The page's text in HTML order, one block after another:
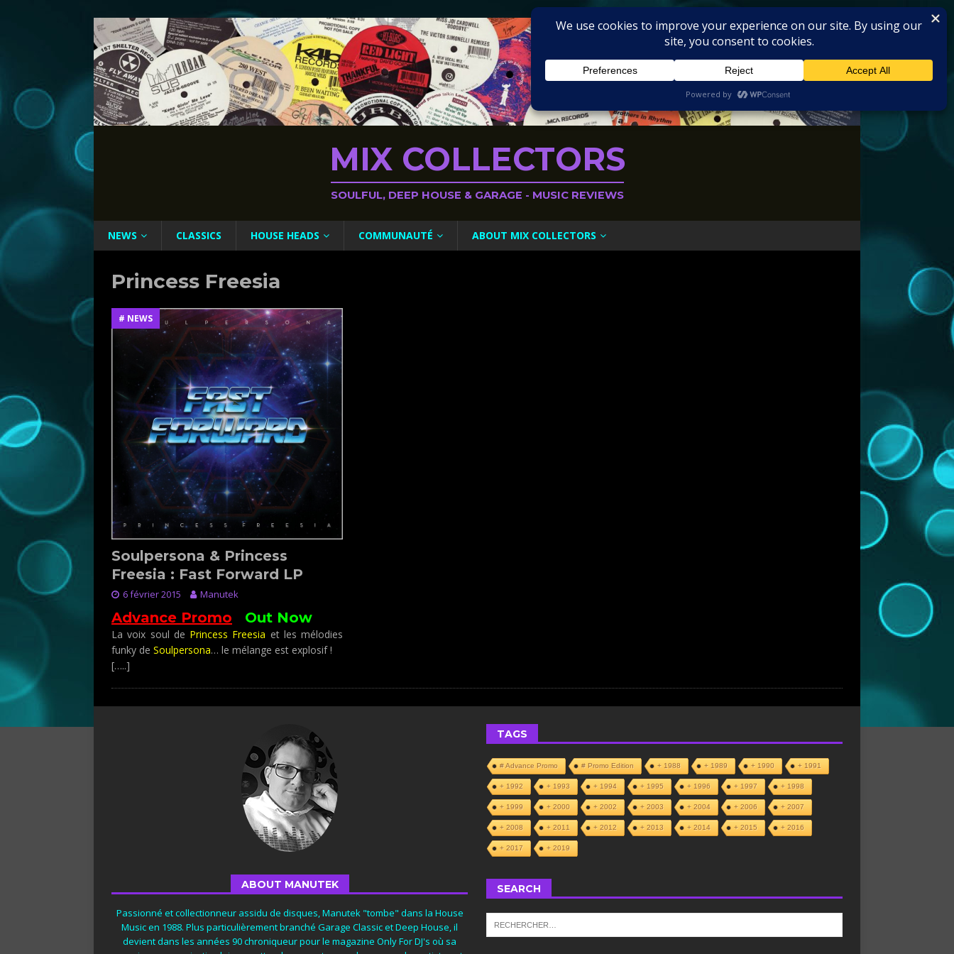
MIX COLLECTORS
SOULFUL, DEEP HOUSE & GARAGE - MUSIC REVIEWS
NEWS CLASSICS HOUSE HEADS COMMUNAUTÉ ABOUT MIX COLLECTORS
Princess Freesia
# NEWS
Soulpersona & Princess
Freesia : Fast Forward LP
6 février 2015 Manutek
Advance Promo Out Now
La voix soul de Princess Freesia et les mélodies
funky de Soulpersona… le mélange est explosif !
[…..]
ABOUT MANUTEK
Passionné et collectionneur assidu de disques, Manutek "tombe" dans la House
Music en 1988. Plus particulièrement branché Garage Classic et Deep House, il
devient dans les années 90 chroniqueur pour le magazine Only For DJ's où sa
TAGS
# Advance Promo # Promo Edition + 1988 + 1989 + 1990 + 1991
+ 1992 + 1993 + 1994 + 1995 + 1996 + 1997 + 1998
+ 1999 + 2000 + 2002 + 2003 + 2004 + 2006 + 2007
+ 2008 + 2011 + 2012 + 2013 + 2014 + 2015 + 2016
+ 2017 + 2019
SEARCH